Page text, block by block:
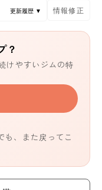
更新履歴 ▼ 情報修正
？
けやすいジムの特
も、また戻ってこ